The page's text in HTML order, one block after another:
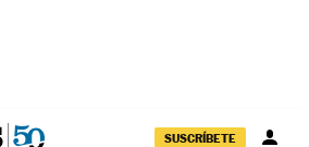
SUSCRÍBETE